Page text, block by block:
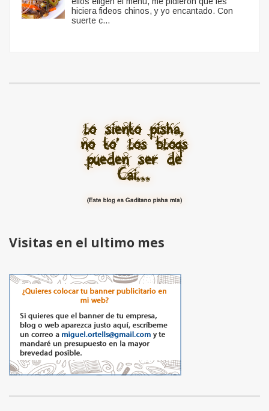
hiciera fideos chinos, y yo encantado. Con
suerte c...
Visitas en el ultimo mes